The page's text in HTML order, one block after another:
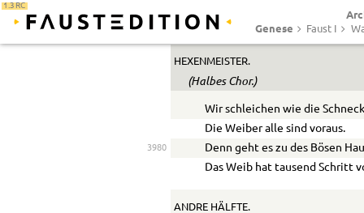
1.3 RC
Genese
Faust I
Die Gabel sticht, der Besen kratzt,
Das Kind erstickt, die Mutter
HEXENMEISTER.
(Halbes Chor.)
Wir schleichen wie die
Die Weiber alle sind voraus.
3980
Denn geht es zu des Bösen
Das Weib hat tausend Schritt
ANDRE HÄLFTE.